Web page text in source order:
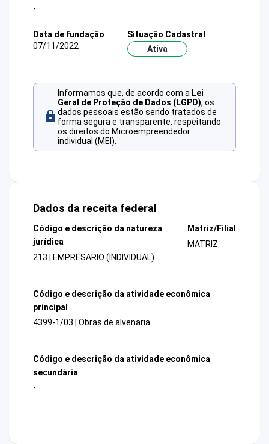
-
Data de fundação
07/11/2022
Situação Cadastral
Ativa
Informamos que, de acordo com a Lei
Geral de Proteção de Dados (LGPD), os
dados pessoais estão sendo tratados de
forma segura e transparente, respeitando
os direitos do Microempreendedor
individual (MEI).
Dados da receita federal
Código e descrição da natureza
jurídica
213 | EMPRESARIO (INDIVIDUAL)
Matriz/Filial
MATRIZ
Código e descrição da atividade econômica
principal
4399-1/03 | Obras de alvenaria
Código e descrição da atividade econômica
secundária
-